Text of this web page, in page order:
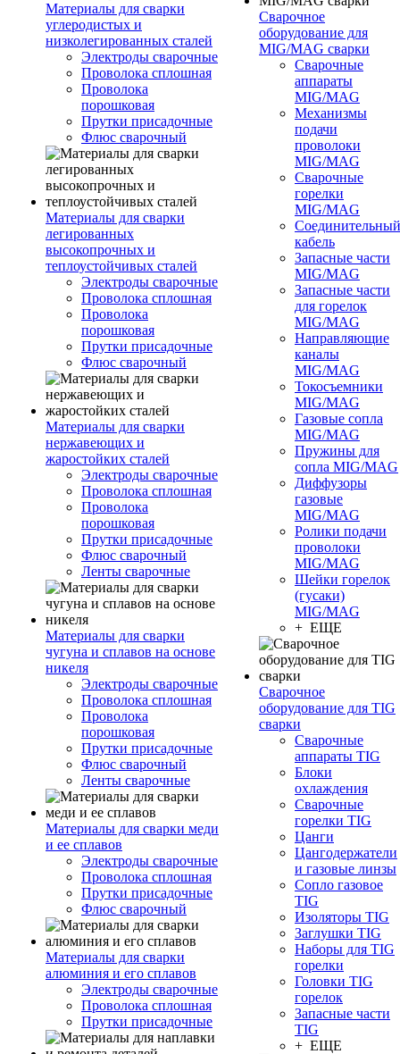
Материалы для сварки
углеродистых и
низколегированных сталей
Электроды сварочные
Проволока сплошная
Проволока
порошковая
Прутки присадочные
Флюс сварочный
Материалы для сварки
легированных
высокопрочных и
теплоустойчивых сталей
Электроды сварочные
Проволока сплошная
Проволока
порошковая
Прутки присадочные
Флюс сварочный
Материалы для сварки
нержавеющих и
жаростойких сталей
Электроды сварочные
Проволока сплошная
Проволока
порошковая
Прутки присадочные
Флюс сварочный
Ленты сварочные
Материалы для сварки
чугуна и сплавов на основе
никеля
Электроды сварочные
Проволока сплошная
Проволока
порошковая
Прутки присадочные
Флюс сварочный
Ленты сварочные
Материалы для сварки меди
и ее сплавов
Электроды сварочные
Проволока сплошная
Прутки присадочные
Флюс сварочный
Материалы для сварки
алюминия и его сплавов
Электроды сварочные
Проволока сплошная
Прутки присадочные
Сварочное
оборудование для
MIG/MAG сварки
Сварочные
аппараты
MIG/MAG
Механизмы
подачи
проволоки
MIG/MAG
Сварочные
горелки
MIG/MAG
Соединительный
кабель
Запасные части
MIG/MAG
Запасные части
для горелок
MIG/MAG
Направляющие
каналы
MIG/MAG
Токосъемники
MIG/MAG
Газовые сопла
MIG/MAG
Пружины для
сопла MIG/MAG
Диффузоры
газовые
MIG/MAG
Ролики подачи
проволоки
MIG/MAG
Шейки горелок
(гусаки)
MIG/MAG
+ ЕЩЕ
Сварочное
оборудование для TIG
сварки
Сварочные
аппараты TIG
Блоки
охлаждения
Сварочные
горелки TIG
Цанги
Цангодержатели
и газовые линзы
Сопло газовое
TIG
Изоляторы TIG
Заглушки TIG
Наборы для TIG
горелки
Головки TIG
горелок
Запасные части
TIG
+ ЕЩЕ